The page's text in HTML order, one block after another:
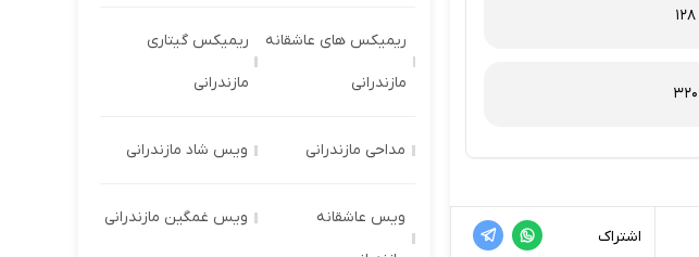
اشتراک
ریمیکس های عاشقانه
مازندرانی
ریمیکس گیتاری
مازندرانی
مداحی مازندرانی ویس شاد مازندرانی
ویس عاشقانه ویس غمگین مازندرانی